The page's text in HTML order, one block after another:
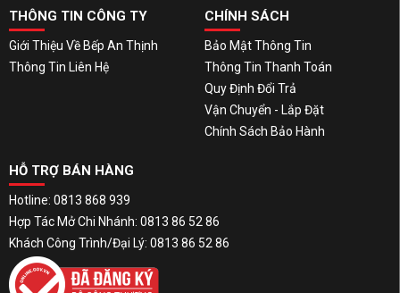
THÔNG TIN CÔNG TY
Giới Thiệu Về Bếp An Thịnh
Thông Tin Liên Hệ
CHÍNH SÁCH
Bảo Mật Thông Tin
Thông Tin Thanh Toán
Quy Định Đổi Trả
Vận Chuyển - Lắp Đặt
Chính Sách Bảo Hành
HỖ TRỢ BÁN HÀNG
Hotline: 0813 868 939
Hợp Tác Mở Chi Nhánh: 0813 86 52 86
Khách Công Trình/Đại Lý: 0813 86 52 86